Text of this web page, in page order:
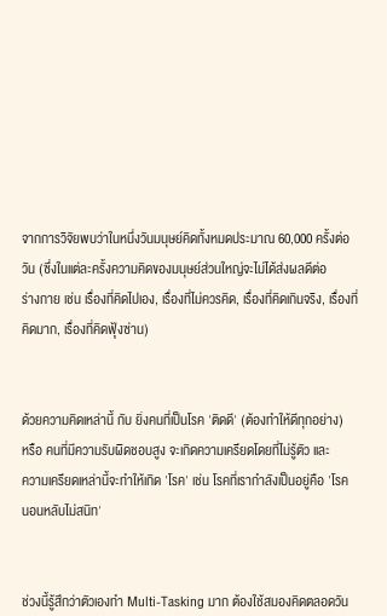
จากการวิจัยพบว่าในหนึ่งวันมนุษย์คิดทั้งหมดประมาณ 60,000 ครั้งต่อ
วัน (ซึ่งในแต่ละครั้งความคิดของมนุษย์ส่วนใหญ่จะไม่ได้ส่งผลดีต่อ
ร่างกาย เช่น เรื่องที่คิดไปเอง, เรื่องที่ไม่ควรคิด, เรื่องที่คิดเกินจริง, เรื่องที่
คิดมาก, เรื่องที่คิดฟุ้งซ่าน)
ด้วยความคิดเหล่านี้ กับ ยิ่งคนที่เป็นโรค 'ติดดี' (ต้องทำให้ดีทุกอย่าง)
หรือ คนที่มีความรับผิดชอบสูง จะเกิดความเครียดโดยที่ไม่รู้ตัว และ
ความเครียดเหล่านี้จะทำให้เกิด 'โรค' เช่น โรคที่เรากำลังเป็นอยู่คือ 'โรค
นอนหลับไม่สนิท'
ช่วงนี้รู้สึกว่าตัวเองทำ Multi-Tasking มาก ต้องใช้สมองคิดตลอดวัน